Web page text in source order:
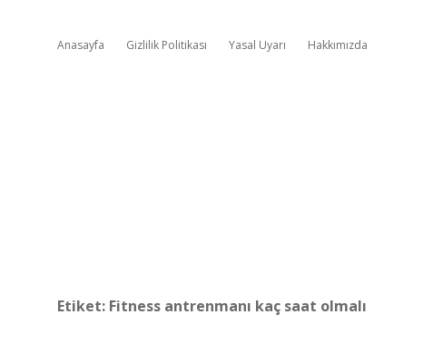
Anasayfa Gizlilik Politikası Yasal Uyarı Hakkımızda
Etiket: Fitness antrenmanı kaç saat olmalı